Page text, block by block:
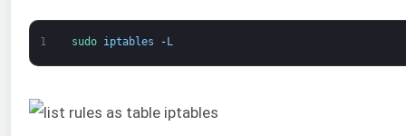
1 sudo iptables -L